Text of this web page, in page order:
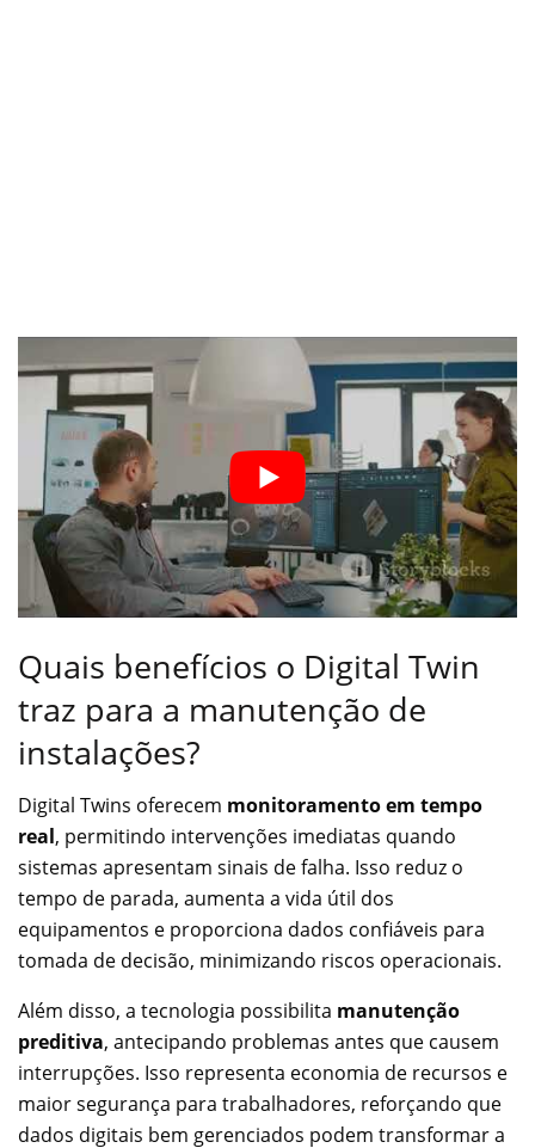
Quais benefícios o Digital Twin
traz para a manutenção de
instalações?
Digital Twins oferecem monitoramento em tempo
real, permitindo intervenções imediatas quando
sistemas apresentam sinais de falha. Isso reduz o
tempo de parada, aumenta a vida útil dos
equipamentos e proporciona dados confiáveis para
tomada de decisão, minimizando riscos operacionais.
Além disso, a tecnologia possibilita manutenção
preditiva, antecipando problemas antes que causem
interrupções. Isso representa economia de recursos e
maior segurança para trabalhadores, reforçando que
dados digitais bem gerenciados podem transformar a